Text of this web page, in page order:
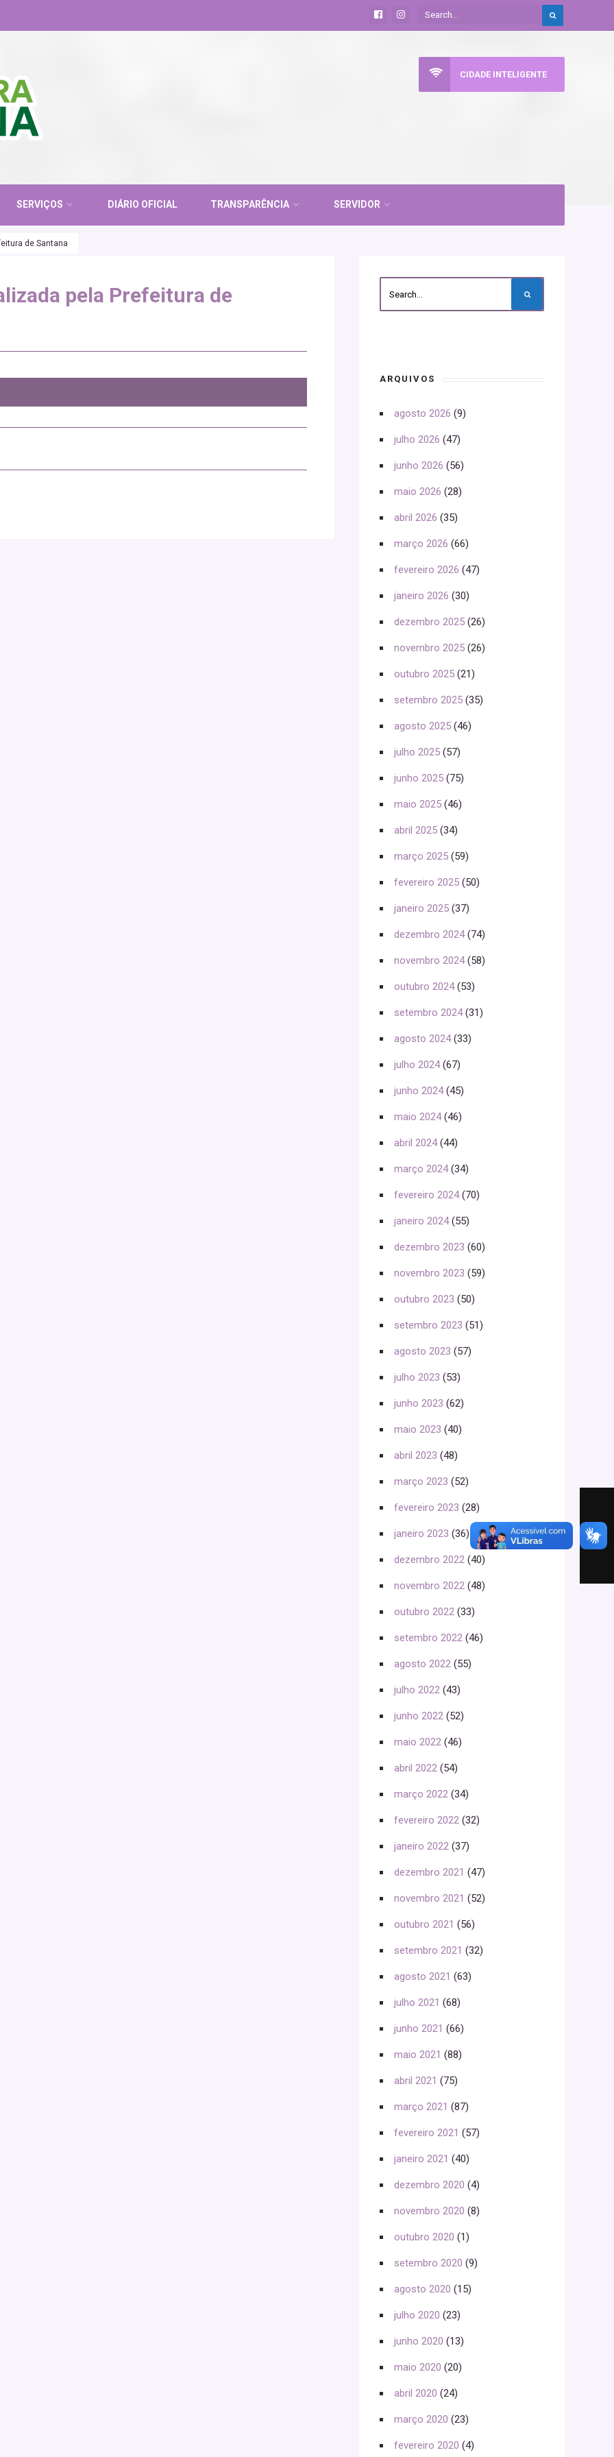
SERVIÇOS DIÁRIO OFICIAL TRANSPARÊNCIA SERVIDOR
CIDADE INTELIGENTE
de Santana
pela Prefeitura de
ARQUIVOS
agosto 2026 (9)
julho 2026 (47)
junho 2026 (56)
maio 2026 (28)
abril 2026 (35)
março 2026 (66)
fevereiro 2026 (47)
janeiro 2026 (30)
dezembro 2025 (26)
novembro 2025 (26)
outubro 2025 (21)
setembro 2025 (35)
agosto 2025 (46)
julho 2025 (57)
junho 2025 (75)
maio 2025 (46)
abril 2025 (34)
março 2025 (59)
fevereiro 2025 (50)
janeiro 2025 (37)
dezembro 2024(74)
novembro 2024(58)
outubro 2024(53)
setembro 2024(31)
agosto 2024(33)
julho 2024(67)
junho 2024(45)
maio 2024(46)
abril 2024(44)
março 2024(34)
fevereiro 2024(70)
janeiro 2024(55)
dezembro 2023 (60)
novembro 2023 (59)
outubro 2023 (50)
setembro 2023 (51)
agosto 2023 (57)
julho 2023 (53)
junho 2023 (62)
maio 2023 (40)
abril 2023 (48)
março 2023 (52)
fevereiro 2023 (28)
janeiro 2023 (36)
dezembro 2022 (40)
novembro 2022 (48)
outubro 2022 (33)
setembro 2022 (46)
agosto 2022 (55)
julho 2022 (43)
junho 2022 (52)
maio 2022 (46)
abril 2022 (54)
março 2022 (34)
fevereiro 2022 (32)
janeiro 2022 (37)
dezembro 2021 (47)
novembro 2021 (52)
outubro 2021 (56)
setembro 2021 (32)
agosto 2021 (63)
julho 2021 (68)
junho 2021 (66)
maio 2021 (88)
abril 2021 (75)
março 2021 (87)
fevereiro 2021 (57)
janeiro 2021 (40)
dezembro 2020 (4)
novembro 2020 (8)
outubro 2020 (1)
setembro 2020 (9)
agosto 2020 (15)
julho 2020 (23)
junho 2020 (13)
maio 2020 (20)
abril 2020 (24)
março 2020 (23)
fevereiro 2020 (4)